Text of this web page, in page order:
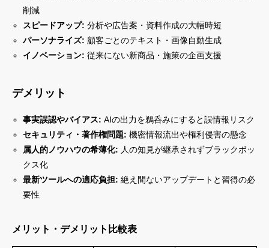
削減
スピードアップ: 分析や広告案・資料作成の大幅時短
パーソナライズ: 顧客ごとのテキスト・画像自動生成
イノベーション: 従来にない新商品・施策の企画支援
デメリット
事実誤認やバイアス: AIの出力を鵜呑みにすると誤情報リスク
セキュリティ・著作権問題: 機密情報流出や権利侵害の懸念
属人的ノウハウの希薄化: 人の知見が継承されずブラックボッ
クス化
最新ツールへの適応負担: 絶え間ないアップデートと習得の必
要性
メリット・デメリット比較表